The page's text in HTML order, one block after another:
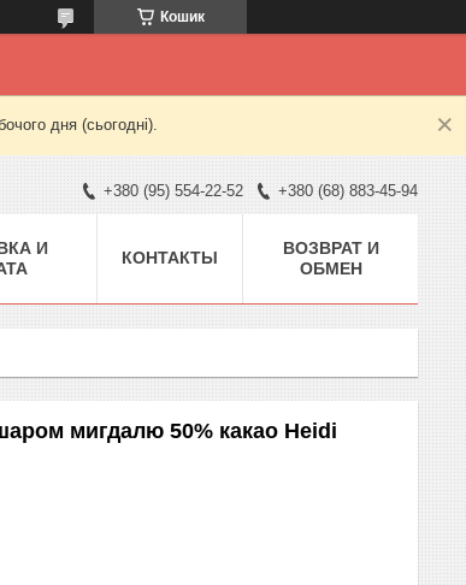
Кошик
дня (сьогодні).
+380 (95) 554-22-52 +380 (68) 883-45-94
И
КОНТАКТЫ
ВОЗВРАТ И
ОБМЕН
мигдалю 50% какао Heidi